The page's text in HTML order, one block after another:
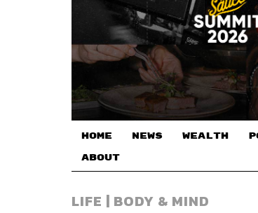
HOME NEWS WEALTH
ABOUT
LIFE | BODY & MIND